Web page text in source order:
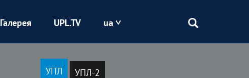
Галерея UPL.TV ua
УПЛ УПЛ-2